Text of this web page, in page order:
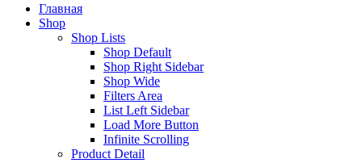
Главная
Shop
Shop Lists
Shop Default
Shop Right Sidebar
Shop Wide
Filters Area
List Left Sidebar
Load More Button
Infinite Scrolling
Product Detail